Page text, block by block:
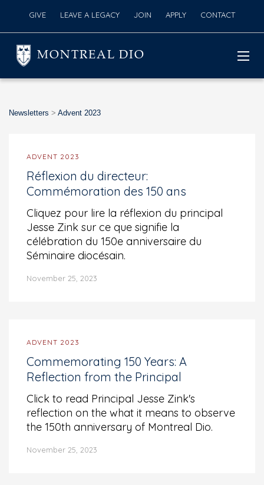
GIVE LEAVE A LEGACY JOIN APPLY CONTACT
MONTREAL DIO
Newsletters > Advent 2023
ADVENT 2023
Réflexion du directeur:
Commémoration des 150 ans
Cliquez pour lire la réflexion du principal
Jesse Zink sur ce que signifie la
célébration du 150e anniversaire du
Séminaire diocésain.
November 25, 2023
ADVENT 2023
Commemorating 150 Years: A
Reflection from the Principal
Click to read Principal Jesse Zink's
reflection on the what it means to observe
the 150th anniversary of Montreal Dio.
November 25, 2023